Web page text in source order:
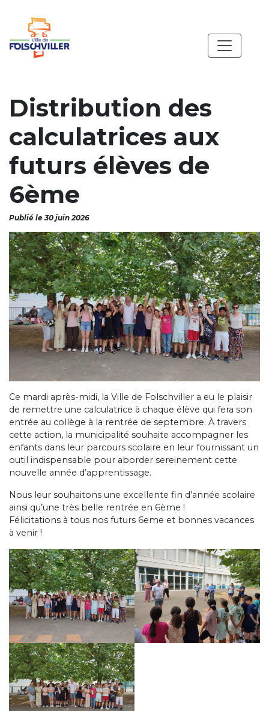
Distribution des
calculatrices aux
futurs élèves de
6ème
Publié le 30 juin 2026
Ce mardi après-midi, la Ville de Folschviller a eu le plaisir
de remettre une calculatrice à chaque élève qui fera son
entrée au collège à la rentrée de septembre. À travers
cette action, la municipalité souhaite accompagner les
enfants dans leur parcours scolaire en leur fournissant un
outil indispensable pour aborder sereinement cette
nouvelle année d’apprentissage.
Nous leur souhaitons une excellente fin d’année scolaire
ainsi qu’une très belle rentrée en 6ème !
Félicitations à tous nos futurs 6eme et bonnes vacances
à venir !